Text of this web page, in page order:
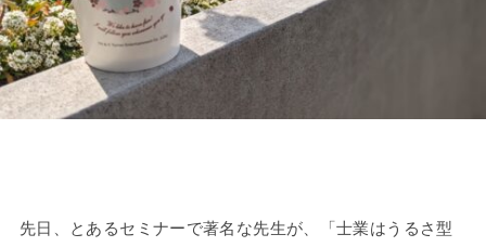
先日、とあるセミナーで著名な先生が、「士業はうるさ型